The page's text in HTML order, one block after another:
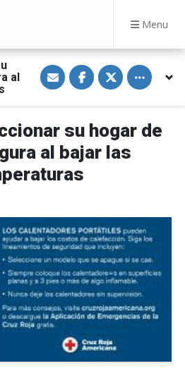
Menu
al
S
h
a
e
i
a
E
m
i
S
h
a
e
n
F
a
c
b
S
h
a
e
n
T
w
i
Toggle
su hogar de
al bajar las